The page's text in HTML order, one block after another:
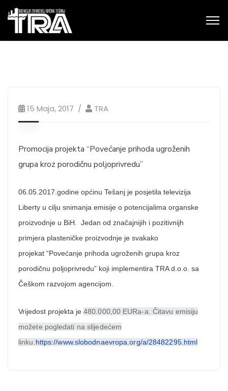
15 Maja, 2017 TRA
Promocija projekta “Povećanje prihoda ugroženih
grupa kroz porodičnu poljoprivredu”
06.05.2017.godine općinu Tešanj je posjetila televizija
Liberty u cilju snimanja emisije o potencijalima organske
proizvodnje u BiH. Jedan od značajnijih i pozitivnijh
primjera plasteničke proizvodnje je svakako
projekat “Povećanje prihoda ugroženih grupa kroz
porodičnu poljoprivredu” koji implementira TRA d.o.o. sa
Češkom razvojom agencijom.
Vrijedost projekta je 480.000,00 EURa-a. Čitavu emisiju
možete pogledati na slijedećem
linku:https://www.slobodnaevropa.org/a/28482295.html